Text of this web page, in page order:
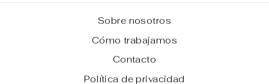
Sobre nosotros
Cómo trabajamos
Contacto
Política de privacidad